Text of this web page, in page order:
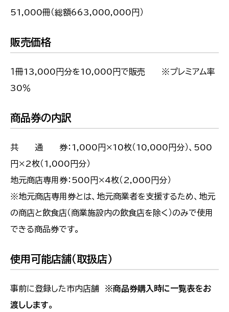
51,000冊（総額663,000,000円）
販売価格
１冊13,000円分を10,000円で販売 ※プレミアム率
30％
商品券の内訳
共 通 券：1,000円×10枚（10,000円分）、500
円×2枚（1,000円分）
地元商店専用券：500円×4枚（2,000円分）
※地元商店専用券とは、地元商業者を支援するため、地元
の商店と飲食店（商業施設内の飲食店を除く）のみで使用
できる商品券です。
使用可能店舗（取扱店）
事前に登録した市内店舗 ※商品券購入時に一覧表をお
渡しします。